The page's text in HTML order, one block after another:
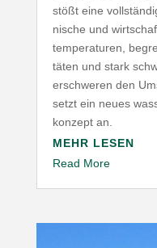
stößt eine
nische und
tem­pe­ra­turen,
täten und stark
erschweren den
setzt ein neues
konzept an.
MEHR LESEN
Read More